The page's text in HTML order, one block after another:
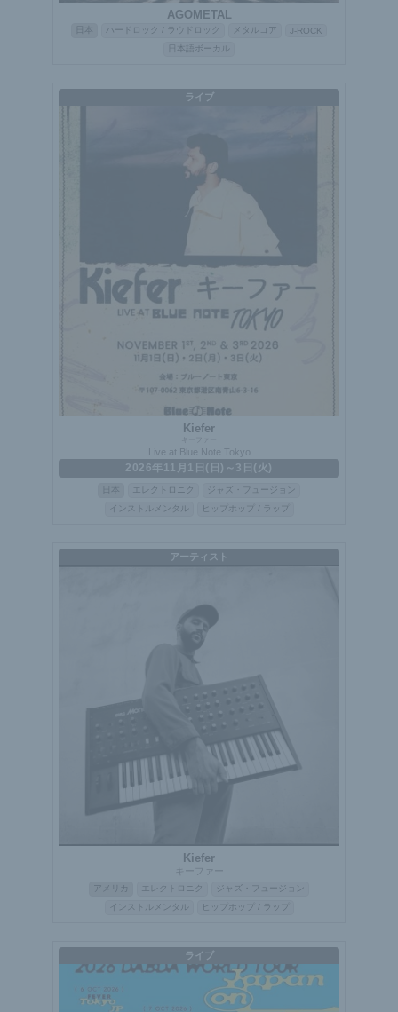
AGOMETAL
ハードロック / ラウドロック メタルコア
J-ROCK
日本語ボーカル
ライブ
Kiefer
Live at Blue Note Tokyo
2026年11月1日(日)～3日(火)
エレクトロニク
ジャズ・フュージョン
インストルメンタル
ヒップホップ / ラップ
アーティスト
Kiefer
キーファー
アメリカ エレクトロニク
ジャズ・フュージョン
インストルメンタル
ヒップホップ / ラップ
ライブ